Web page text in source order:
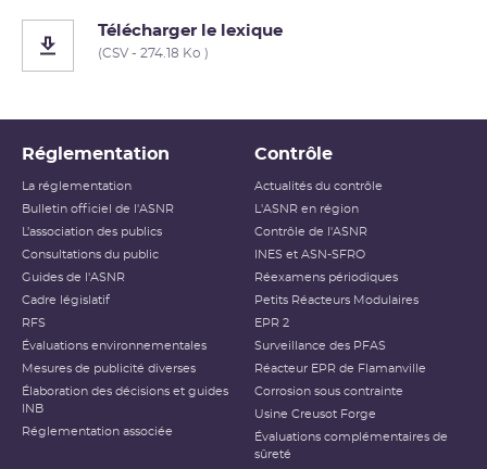
Télécharger le lexique
(CSV - 274.18 Ko )
Réglementation
La réglementation
Bulletin officiel de l'ASNR
L’association des publics
Consultations du public
Guides de l'ASNR
Cadre législatif
RFS
Évaluations environnementales
Mesures de publicité diverses
Élaboration des décisions et guides
INB
Réglementation associée
Contrôle
Actualités du contrôle
L'ASNR en région
Contrôle de l'ASNR
INES et ASN-SFRO
Réexamens périodiques
Petits Réacteurs Modulaires
EPR 2
Surveillance des PFAS
Réacteur EPR de Flamanville
Corrosion sous contrainte
Usine Creusot Forge
Évaluations complémentaires de
sûreté